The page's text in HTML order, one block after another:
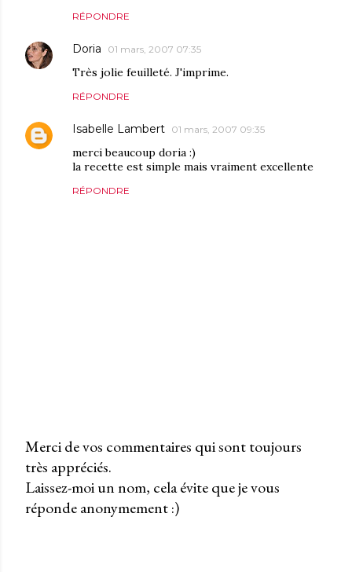
RÉPONDRE
Doria 01 mars, 2007 07:35
Très jolie feuilleté. J'imprime.
RÉPONDRE
Isabelle Lambert 01 mars, 2007 09:35
merci beaucoup doria :)
la recette est simple mais vraiment excellente
RÉPONDRE
P
u
b
Merci de vos commentaires qui sont toujours
très appréciés.
Laissez-moi un nom, cela évite que je vous
réponde anonymement :)